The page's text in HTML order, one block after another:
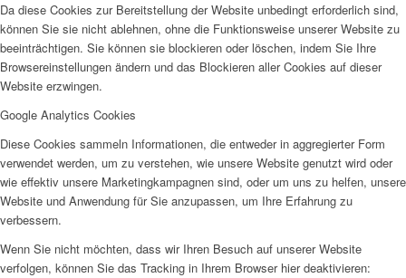
Da diese Cookies zur Bereitstellung der Website unbedingt erforderlich sind,
können Sie sie nicht ablehnen, ohne die Funktionsweise unserer Website zu
beeinträchtigen. Sie können sie blockieren oder löschen, indem Sie Ihre
Browsereinstellungen ändern und das Blockieren aller Cookies auf dieser
Website erzwingen.
Google Analytics Cookies
Diese Cookies sammeln Informationen, die entweder in aggregierter Form
verwendet werden, um zu verstehen, wie unsere Website genutzt wird oder
wie effektiv unsere Marketingkampagnen sind, oder um uns zu helfen, unsere
Website und Anwendung für Sie anzupassen, um Ihre Erfahrung zu
verbessern.
Wenn Sie nicht möchten, dass wir Ihren Besuch auf unserer Website
verfolgen, können Sie das Tracking in Ihrem Browser hier deaktivieren: